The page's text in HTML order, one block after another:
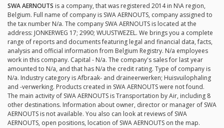
SWA AERNOUTS is a company, that was registered 2014 in N\A region,
Belgium. Full name of company is SWA AERNOUTS, company assigned to
the tax number N/a. The company SWA AERNOUTS is located at the
address: JONKERWEG 17; 2990; WUUSTWEZEL. We brings you a complete
range of reports and documents featuring legal and financial data, facts,
analysis and official information from Belgium Registry. N/a employees
work in this company. Capital - N/a. The company's sales for last year
amounted to N/a, and that has N/a the credit rating. Type of company is
N/a. Industry category is Afbraak- and draineerwerken; Huisvuilophaling
and -verwerking. Products created in SWA AERNOUTS were not found.
The main activity of SWA AERNOUTS is Transportation by Air, including 8
other destinations. Information about owner, director or manager of SWA
AERNOUTS is not available. You also can look at reviews of SWA
AERNOUTS, open positions, location of SWA AERNOUTS on the map.